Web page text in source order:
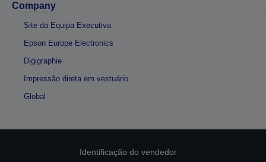
Company
Site da Equipa Executiva
Epson Europe Electronics
Digigraphie
Impressão direta em vestuário
Global
Identificação do vendedor